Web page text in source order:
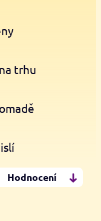
trhu
Hodnocení